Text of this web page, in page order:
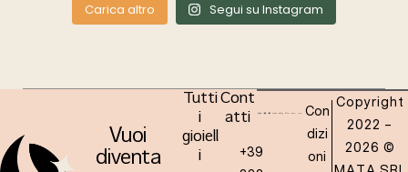
Carica altro Segui su Instagram
Vuoi
diventa
Tutti
i
gioiell
i
Cont
atti
+39
Con
dizi
oni
Copyright
2022 –
2026 ©